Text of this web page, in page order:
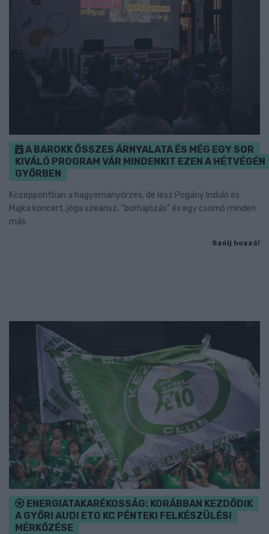
A BAROKK ÖSSZES ÁRNYALATA ÉS MÉG EGY SOR
KIVÁLÓ PROGRAM VÁR MINDENKIT EZEN A HÉTVÉGÉN
GYŐRBEN
Középpontban a hagyományőrzés, de lesz Pogány Induló és
Majka koncert, jóga szeánsz, “borhajózás” és egy csomó minden
más.
Szólj hozzá!
ENERGIATAKARÉKOSSÁG: KORÁBBAN KEZDŐDIK
A GYŐRI AUDI ETO KC PÉNTEKI FELKÉSZÜLÉSI
MÉRKŐZÉSE